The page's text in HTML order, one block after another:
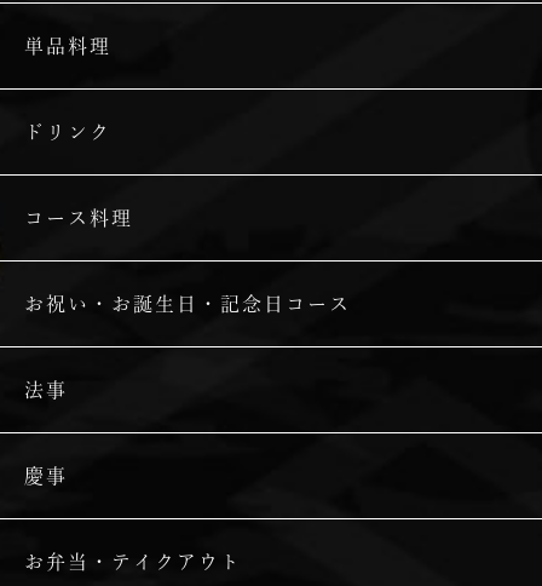
単品料理
ドリンク
コース料理
お祝い・お誕生日・記念日コース
法事
慶事
お弁当・テイクアウト